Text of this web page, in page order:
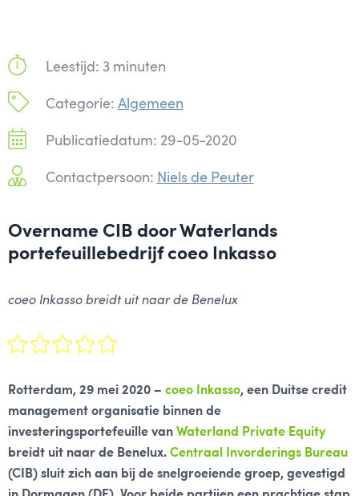
Leestijd: 3 minuten
Categorie: Algemeen
Publicatiedatum: 29-05-2020
Contactpersoon: Niels de Peuter
Overname CIB door Waterlands
portefeuillebedrijf coeo Inkasso
coeo Inkasso breidt uit naar de Benelux
Rotterdam, 29 mei 2020 – coeo Inkasso, een Duitse credit
management organisatie binnen de
investeringsportefeuille van Waterland Private Equity
breidt uit naar de Benelux. Centraal Invorderings Bureau
(CIB) sluit zich aan bij de snelgroeiende groep, gevestigd